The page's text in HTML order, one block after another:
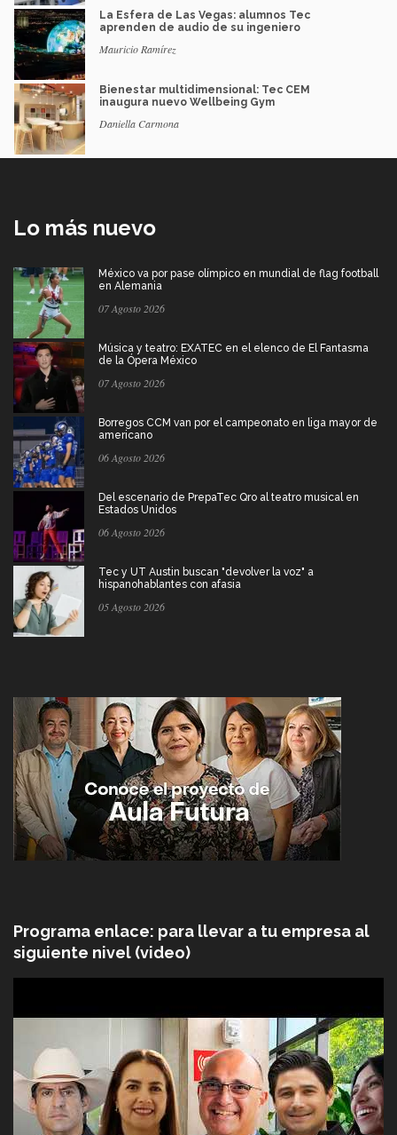
La Esfera de Las Vegas: alumnos Tec
aprenden de audio de su ingeniero
Mauricio Ramírez
Bienestar multidimensional: Tec CEM
inaugura nuevo Wellbeing Gym
Daniella Carmona
Lo más nuevo
México va por pase olímpico en mundial de flag football
en Alemania
07 Agosto 2026
Música y teatro: EXATEC en el elenco de El Fantasma
de la Ópera México
07 Agosto 2026
Borregos CCM van por el campeonato en liga mayor de
americano
06 Agosto 2026
Del escenario de PrepaTec Qro al teatro musical en
Estados Unidos
06 Agosto 2026
Tec y UT Austin buscan "devolver la voz" a
hispanohablantes con afasia
05 Agosto 2026
Programa enlace: para llevar a tu empresa al
siguiente nivel (video)